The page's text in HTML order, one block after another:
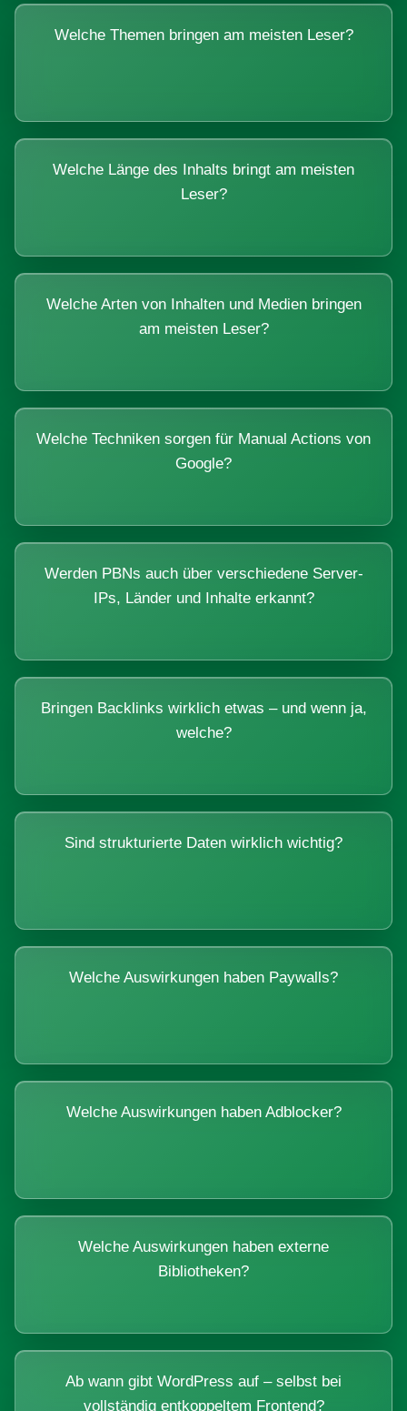
Welche Themen bringen am meisten Leser?
Welche Länge des Inhalts bringt am meisten
Leser?
Welche Arten von Inhalten und Medien bringen
am meisten Leser?
Welche Techniken sorgen für Manual Actions von
Google?
Werden PBNs auch über verschiedene Server-
IPs, Länder und Inhalte erkannt?
Bringen Backlinks wirklich etwas – und wenn ja,
welche?
Sind strukturierte Daten wirklich wichtig?
Welche Auswirkungen haben Paywalls?
Welche Auswirkungen haben Adblocker?
Welche Auswirkungen haben externe
Bibliotheken?
Ab wann gibt WordPress auf – selbst bei
vollständig entkoppeltem Frontend?